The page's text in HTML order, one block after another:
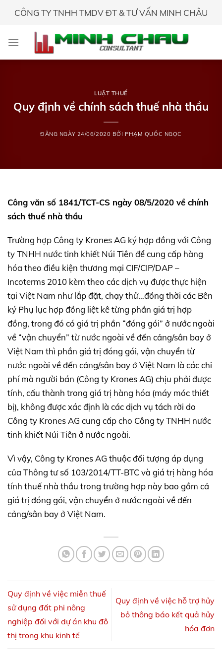
CÔNG TY TNHH TMDV ĐT & TƯ VẤN MINH CHÂU
LUẬT THUẾ
Quy định về chính sách thuế nhà thầu
ĐĂNG NGÀY 24/06/2020 BỞI PHẠM QUỐC NGỌC
Công văn số 1841/TCT-CS ngày 08/5/2020 về chính
sách thuế nhà thầu
Trường hợp Công ty Krones AG ký hợp đồng với Công
ty TNHH nước tinh khiết Núi Tiên để cung cấp hàng
hóa theo điều kiện thương mại CIF/CIP/DAP –
Incoterms 2010 kèm theo các dịch vụ được thực hiện
tại Việt Nam như lắp đặt, chạy thử…đồng thời các Bên
ký Phụ lục hợp đồng liệt kê từng phần giá trị hợp
đồng, trong đó có giá trị phần “đóng gói” ở nước ngoài
về “vận chuyển” từ nước ngoài về đến cảng/sân bay ở
Việt Nam thì phần giá trị đóng gói, vận chuyển từ
nước ngoài về đến cảng/sân bay ở Việt Nam là các chi
phí mà người bán (Công ty Krones AG) chịu phải được
tính, cấu thành trong giá trị hàng hóa (máy móc thiết
bị), không được xác định là các dịch vụ tách rời do
Công ty Krones AG cung cấp cho Công ty TNHH nước
tinh khiết Núi Tiên ở nước ngoài.
Vì vậy, Công ty Krones AG thuộc đối tượng áp dụng
của Thông tư số 103/2014/TT-BTC và giá trị hàng hóa
tính thuế nhà thầu trong trường hợp này bao gồm cả
giá trị đóng gói, vận chuyển ở nước ngoài về đến
cảng/sân bay ở Việt Nam.
Quy định về việc miễn thuế
sử dụng đất phi nông
nghiệp đối với dự án khu đô
thị trong khu kinh tế
Quy định về việc hỗ trợ hủy
bỏ thông báo kết quả hủy
hóa đơn